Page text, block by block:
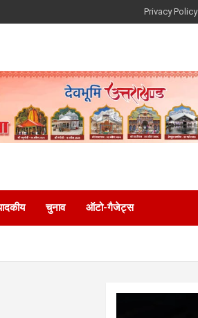
Privacy Policy
चुनाव ऑटो-गैजेट्स